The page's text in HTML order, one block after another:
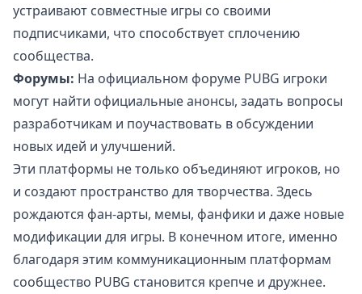
устраивают совместные игры со своими
подписчиками, что способствует сплочению
сообщества.
Форумы: На официальном форуме PUBG игроки
могут найти официальные анонсы, задать вопросы
разработчикам и поучаствовать в обсуждении
новых идей и улучшений.
Эти платформы не только объединяют игроков, но
и создают пространство для творчества. Здесь
рождаются фан-арты, мемы, фанфики и даже новые
модификации для игры. В конечном итоге, именно
благодаря этим коммуникационным платформам
сообщество PUBG становится крепче и дружнее.